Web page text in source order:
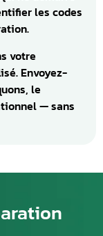
les codes
votre
Envoyez-
le
— sans